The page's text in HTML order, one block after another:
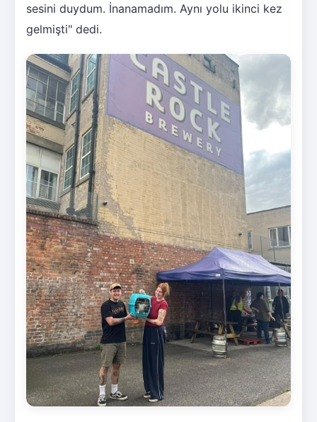
sesini duydum. İnanamadım. Aynı yolu ikinci kez
gelmişti" dedi.